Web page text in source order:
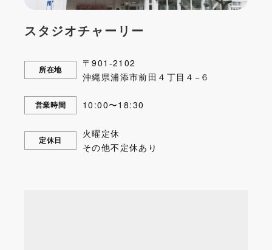
スタジオチャーリー
所在地
〒901-2102
沖縄県浦添市前田４丁目４−６
営業時間 10:00〜18:30
定休日
火曜定休
その他不定休あり